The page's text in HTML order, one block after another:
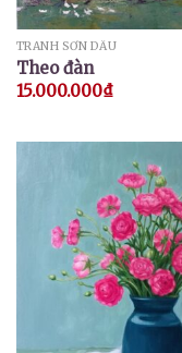
TRANH SƠN DẦU
Theo đàn
15.000.000₫